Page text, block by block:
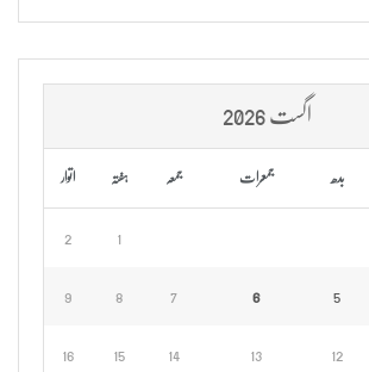
اگست 2026
بدھ جمعرات جمعہ ہفتہ اتوار
1
2
5
6
7
8
9
12
13
14
15
16